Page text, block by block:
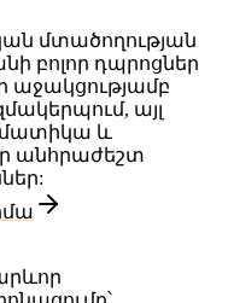
մտածողության
բոլոր դպրոցներ
աջակցությամբ
այլ
և
անհրաժեշտ